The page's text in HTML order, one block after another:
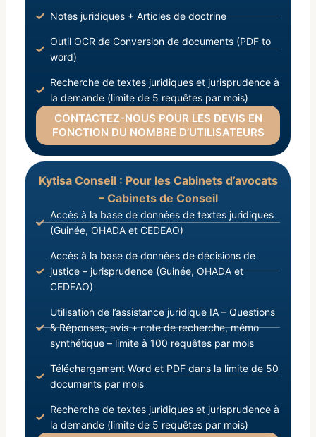
Notes juridiques + Articles de doctrine
Outil OCR de Conversion de documents (PDF to
word)
Recherche de textes juridiques et jurisprudence à
la demande (limite de 5 requêtes par mois)
CONTACTEZ-NOUS POUR LES DEVIS EN
FONCTION DU NOMBRE D’UTILISATEURS
Kytisa Conseil : Pour les Cabinets d’avocats
– Cabinets de Conseil
Accès à la base de données de textes juridiques
(Guinée, OHADA et CEDEAO)
Accès à la base de données de décisions de
justice – jurisprudence (Guinée, OHADA et
CEDEAO)
Utilisation de l’assistance juridique IA – Questions
& Réponses, avis + note de recherche, mémo
synthétique – limite à 100 requêtes par mois
Téléchargement Word et PDF dans la limite de 50
documents par mois
Recherche de textes juridiques et jurisprudence à
la demande (limite de 5 requêtes par mois)